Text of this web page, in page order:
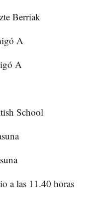
Berriak
A
A
School
a las 11.40 horas